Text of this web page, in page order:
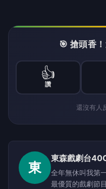
🎯 搶頭香
👍
讚
還沒有人
東
東森戲劇台
全年無休叫我第
最優質的戲劇節